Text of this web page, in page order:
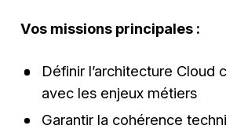
Vos missions principales :
Définir l’architecture Cloud
avec les enjeux métiers
Garantir la cohérence